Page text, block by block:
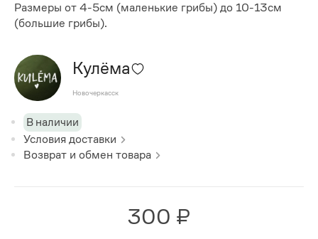
Размеры от 4-5см (маленькие грибы) до 10-13см
(большие грибы).
Кулёма
Новочеркасск
В наличии
Условия доставки
Возврат и обмен товара
300 ₽